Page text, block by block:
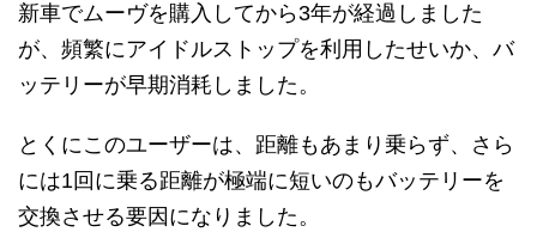
新車でムーヴを購入してから3年が経過しました
が、頻繁にアイドルストップを利用したせいか、バ
ッテリーが早期消耗しました。
とくにこのユーザーは、距離もあまり乗らず、さら
には1回に乗る距離が極端に短いのもバッテリーを
交換させる要因になりました。